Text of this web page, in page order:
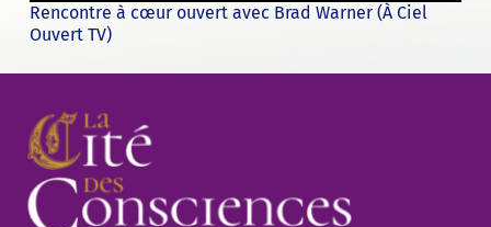
Rencontre à cœur ouvert avec Brad Warner (À Ciel
Ouvert TV)